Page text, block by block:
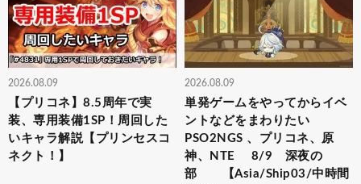
2026.08.09
【プリコネ】8.5周年で実
装、専用装備1SP！周回した
いキャラ解説【プリンセスコ
ネクト！】
2026.08.09
単発ゲームをやってからイベ
ントなどをまわりたい
PSO2NGS 、プリコネ、原
神、NTE 8/9 深夜の
部 【Asia/Ship03/中時間